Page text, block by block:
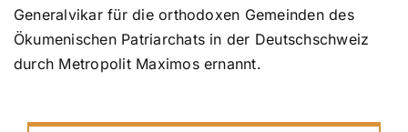
Generalvikar für die orthodoxen Gemeinden des
Ökumenischen Patriarchats in der Deutschschweiz
durch Metropolit Maximos ernannt.